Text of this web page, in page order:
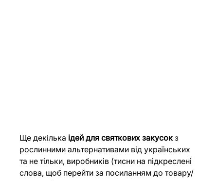
Ще декілька ідей для святкових закусок з
рослинними альтернативами від українських
та не тільки, виробників (тисни на підкреслені
слова, щоб перейти за посиланням до товару/